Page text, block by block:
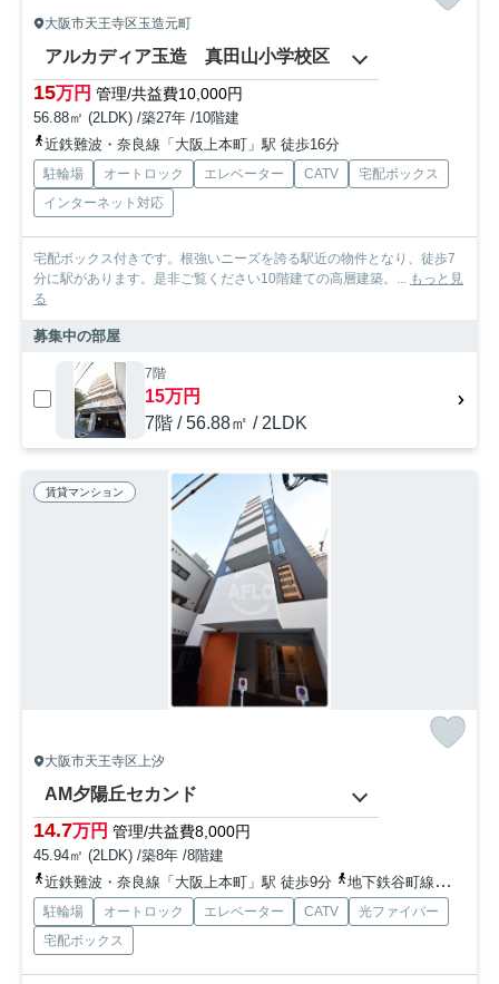
大阪市天王寺区玉造元町
アルカディア玉造 真田山小学校区
15万円 管理/共益費10,000円
56.88㎡ (2LDK) /築27年 /10階建
近鉄難波・奈良線「大阪上本町」駅 徒歩16分
駐輪場 オートロック エレベーター CATV
宅配ボックス
インターネット対応
宅配ボックス付きです。根強いニーズを誇る駅近の物件となり、徒歩7
分に駅があります。是非ご覧ください10階建ての高層建築。... もっと見
る
募集中の部屋
7階
15万円
7階 / 56.88㎡ / 2LDK
賃貸マンション
大阪市天王寺区上汐
AM夕陽丘セカンド
14.7万円 管理/共益費8,000円
45.94㎡ (2LDK) /築8年 /8階建
近鉄難波・奈良線「大阪上本町」駅 徒歩9分
地下鉄谷町線「谷町九丁目」駅 徒歩10分
駐輪場 オートロック エレベーター CATV
光ファイバー
宅配ボックス